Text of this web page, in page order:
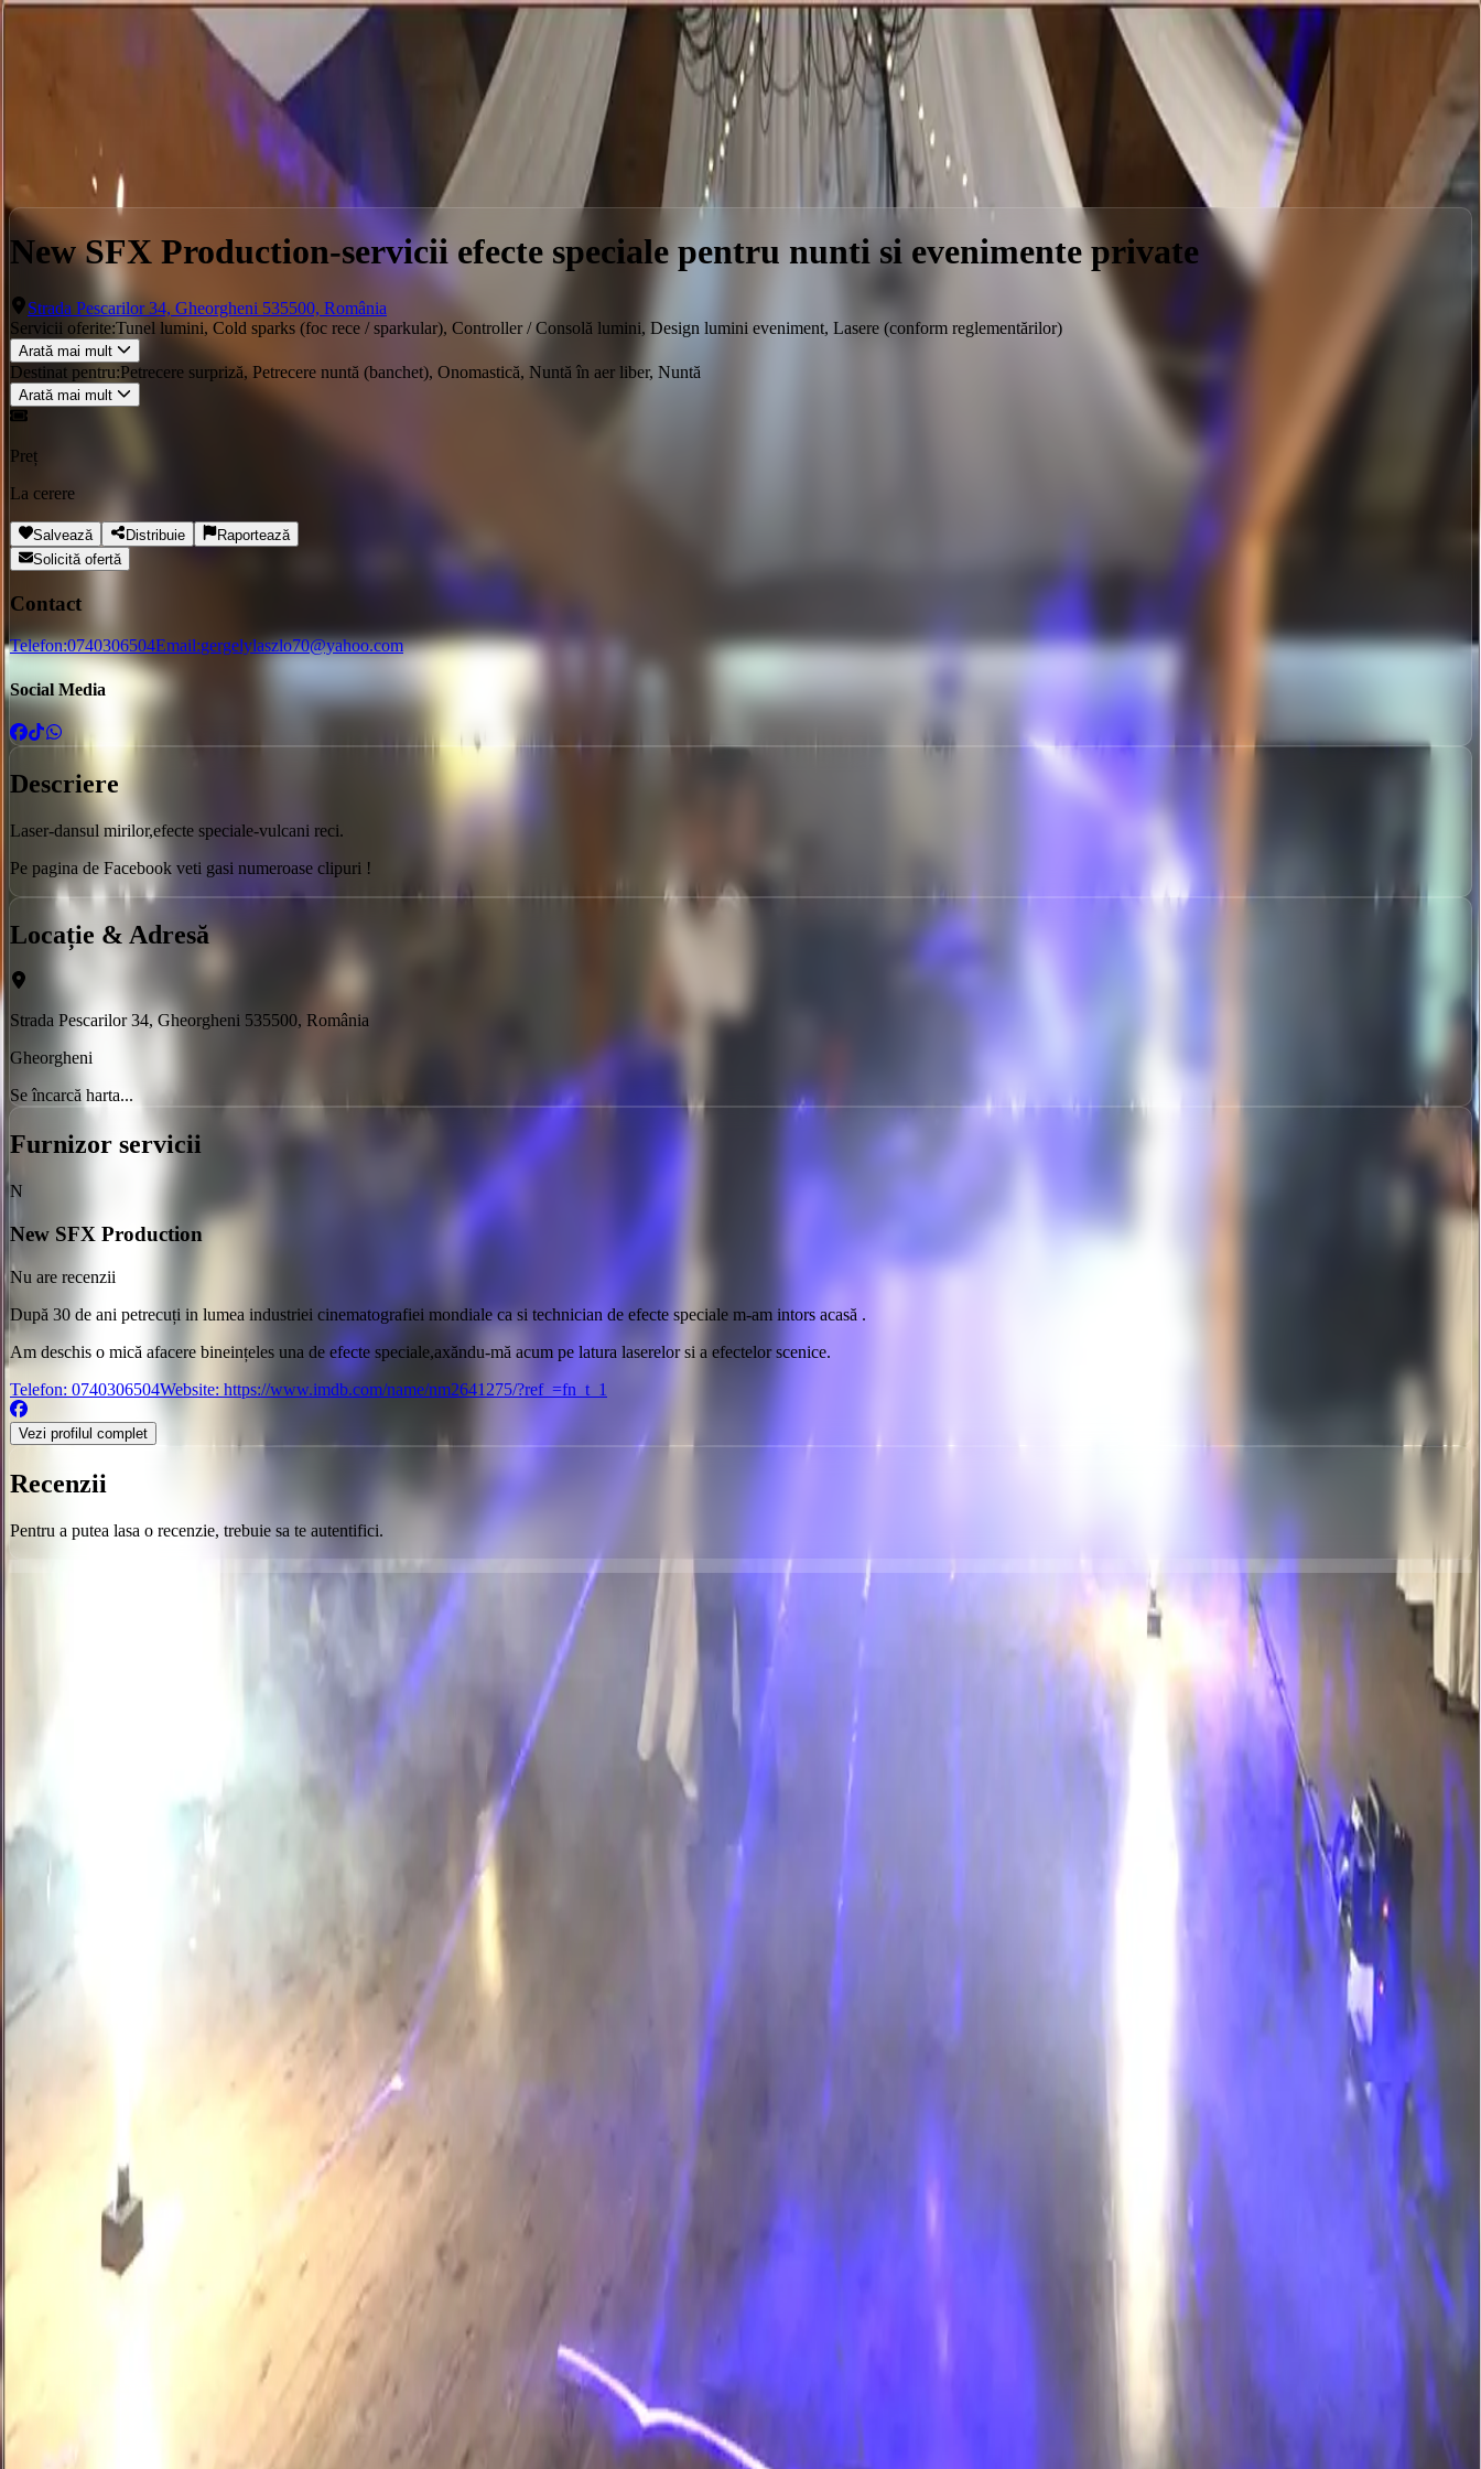
Evenimente
Servicii Gheorgheni New SFX Production-servicii efecte speciale pentru nunti si evenimente private
New SFX Production-servicii efecte speciale pentru nunti si evenimente private
Strada Pescarilor 34, Gheorgheni 535500, România
Servicii oferite:Tunel lumini, Cold sparks (foc rece / sparkular), Controller / Consolă lumini, Design lumini eveniment, Lasere (conform reglementărilor)
Arată mai mult
Destinat pentru:Petrecere surpriză, Petrecere nuntă (banchet), Onomastică, Nuntă în aer liber, Nuntă
Arată mai mult
Preț
La cerere
Salvează Distribuie
Raportează
Solicită ofertă
Contact
Telefon:0740306504Email:gergelylaszlo70@yahoo.com
Social Media
Descriere
Laser-dansul mirilor,efecte speciale-vulcani reci.
Pe pagina de Facebook veti gasi numeroase clipuri !
Locație & Adresă
Strada Pescarilor 34, Gheorgheni 535500, România
Gheorgheni
Se încarcă harta...
Furnizor servicii
N
New SFX Production
Nu are recenzii
După 30 de ani petrecuți in lumea industriei cinematografiei mondiale ca si technician de efecte speciale m-am intors acasă .
Am deschis o mică afacere bineințeles una de efecte speciale,axăndu-mă acum pe latura laserelor si a efectelor scenice.
Telefon: 0740306504Website: https://www.imdb.com/name/nm2641275/?ref_=fn_t_1
Vezi profilul complet
Recenzii
Pentru a putea lasa o recenzie, trebuie sa te autentifici.
Contact
Termeni și condiții
Politica de confidențialitate
Politica cookie
Setări Cookie
This site is protected by reCAPTCHA Enterprise and the Google Privacy Policy andTerms of Service apply.
© UN:EVENT. Toate drepturile rezervate 🗲 Powered by